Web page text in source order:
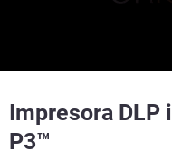
Impresora DLP
P3™